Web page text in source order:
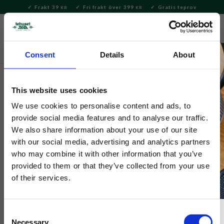
Consent Details About
This website uses cookies
We use cookies to personalise content and ads, to
provide social media features and to analyse our traffic.
We also share information about your use of our site
with our social media, advertising and analytics partners
who may combine it with other information that you’ve
provided to them or that they’ve collected from your use
of their services.
Necessary
Meny
Frakt 39 KR Fri frakt över 399 KR Gratis teprov
Hem & Inredningsdetaljer
Lisa Larson
Wettex Trull Röd
Söt och färgglad disktrasa med Lisa Larsons katt Trull.
Tillverkad i Sverige av ekologiska material, tvättbar, slitstark
och komposterbar.